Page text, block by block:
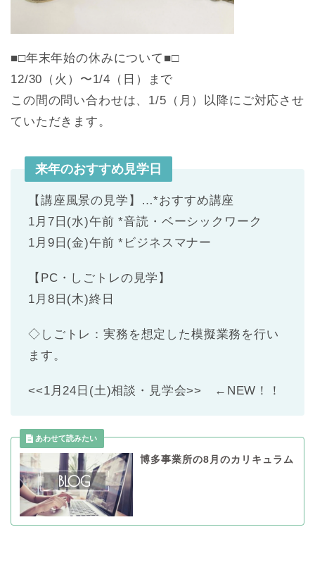
■□年末年始の休みについて■□
12/30（火）〜1/4（日）まで
この間の問い合わせは、1/5（月）
以降にご対応させ
ていただきます。
来年のおすすめ見学日
【講座風景の見学】…*おすすめ講座
1月7日(水)午前 *音読・ベーシックワーク
1月9日(金)午前 *ビジネスマナー
【PC・しごトレの見学】
1月8日(木)終日
◇しごトレ：実務を想定した模擬業務を行い
ます。
<<1月24日(土)相談・見学会>> ←NEW！！
博多事業所の8月のカリキュラム